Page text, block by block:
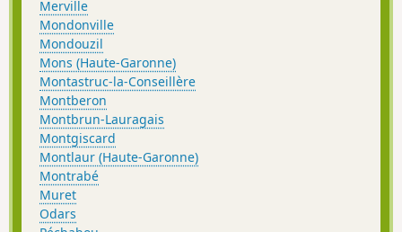
Merville
Mondonville
Mondouzil
Mons (Haute-Garonne)
Montastruc-la-Conseillère
Montberon
Montbrun-Lauragais
Montgiscard
Montlaur (Haute-Garonne)
Montrabé
Muret
Odars